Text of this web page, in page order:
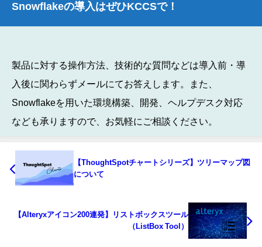
Snowflakeの導入はぜひKCCSで！
製品に対する操作方法、技術的な質問などは導入前・導
入後に関わらずメールにてお答えします。また、
Snowflakeを用いた環境構築、開発、ヘルプデスク対応
なども承りますので、お気軽にご相談ください。
【ThoughtSpotチャートシリーズ】ツリーマップ図
について
【Alteryxアイコン200連発】リストボックスツール
（ListBox Tool）